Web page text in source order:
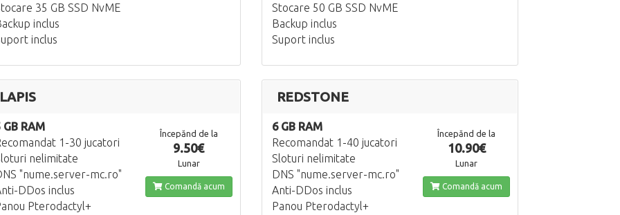
35 GB SSD NvME
inclus
inclus
Stocare 50 GB SSD NvME
Backup inclus
Suport inclus
LAPIS
GB RAM
1-30 jucatori
nelimitate
"nume.server-mc.ro"
DDos inclus
Pterodactyl+
Începănd de la
9.50€
Lunar
Comandă acum
REDSTONE
6 GB RAM
Recomandat 1-40 jucatori
Sloturi nelimitate
DNS "nume.server-mc.ro"
Anti-DDos inclus
Panou Pterodactyl+
Începănd de la
10.90€
Lunar
Comandă acum